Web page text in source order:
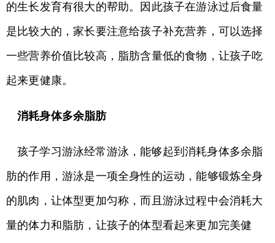
的生长发育有很大的帮助。因此孩子在游泳过后食量
是比较大的，家长要注意给孩子补充营养，可以选择
一些营养价值比较高，脂肪含量低的食物，让孩子吃
起来更健康。
消耗身体多余脂肪
孩子学习游泳经常游泳，能够起到消耗身体多余脂
肪的作用，游泳是一项全身性的运动，能够锻炼全身
的肌肉，让体型更加匀称，而且游泳过程中会消耗大
量的体力和脂肪，让孩子的体型看起来更加完美健